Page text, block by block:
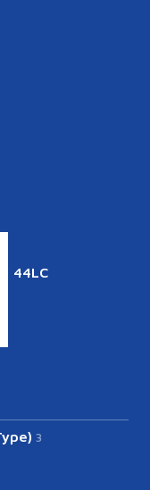
44LC
3